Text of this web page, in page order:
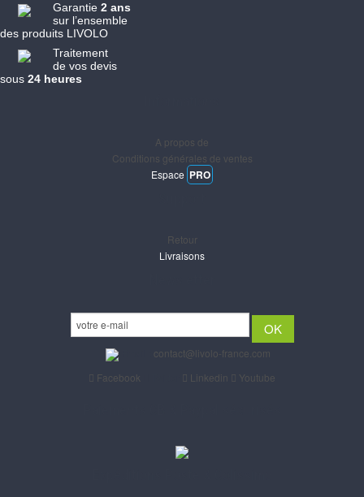
Garantie 2 ans
sur l’ensemble
des produits LIVOLO
Traitement
de vos devis
sous 24 heures
A propos de
Conditions générales de ventes
Espace PRO
Retour
Livraisons
contact@livolo-france.com
Facebook
Linkedin Youtube